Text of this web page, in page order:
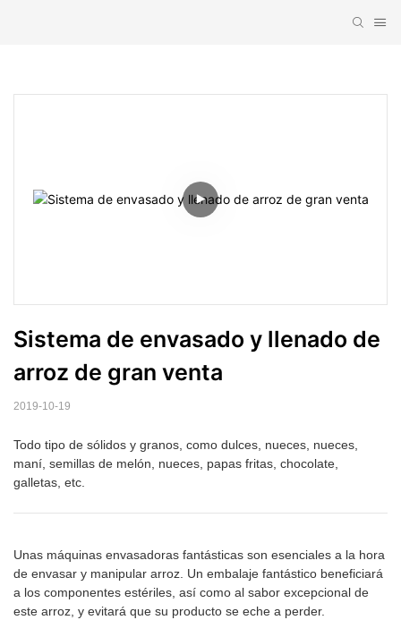
Sistema de envasado y llenado de
arroz de gran venta
2019-10-19
Todo tipo de sólidos y granos, como dulces, nueces, nueces,
maní, semillas de melón, nueces, papas fritas, chocolate,
galletas, etc.
Unas máquinas envasadoras fantásticas son esenciales a la hora
de envasar y manipular arroz. Un embalaje fantástico beneficiará
a los componentes estériles, así como al sabor excepcional de
este arroz, y evitará que su producto se eche a perder.